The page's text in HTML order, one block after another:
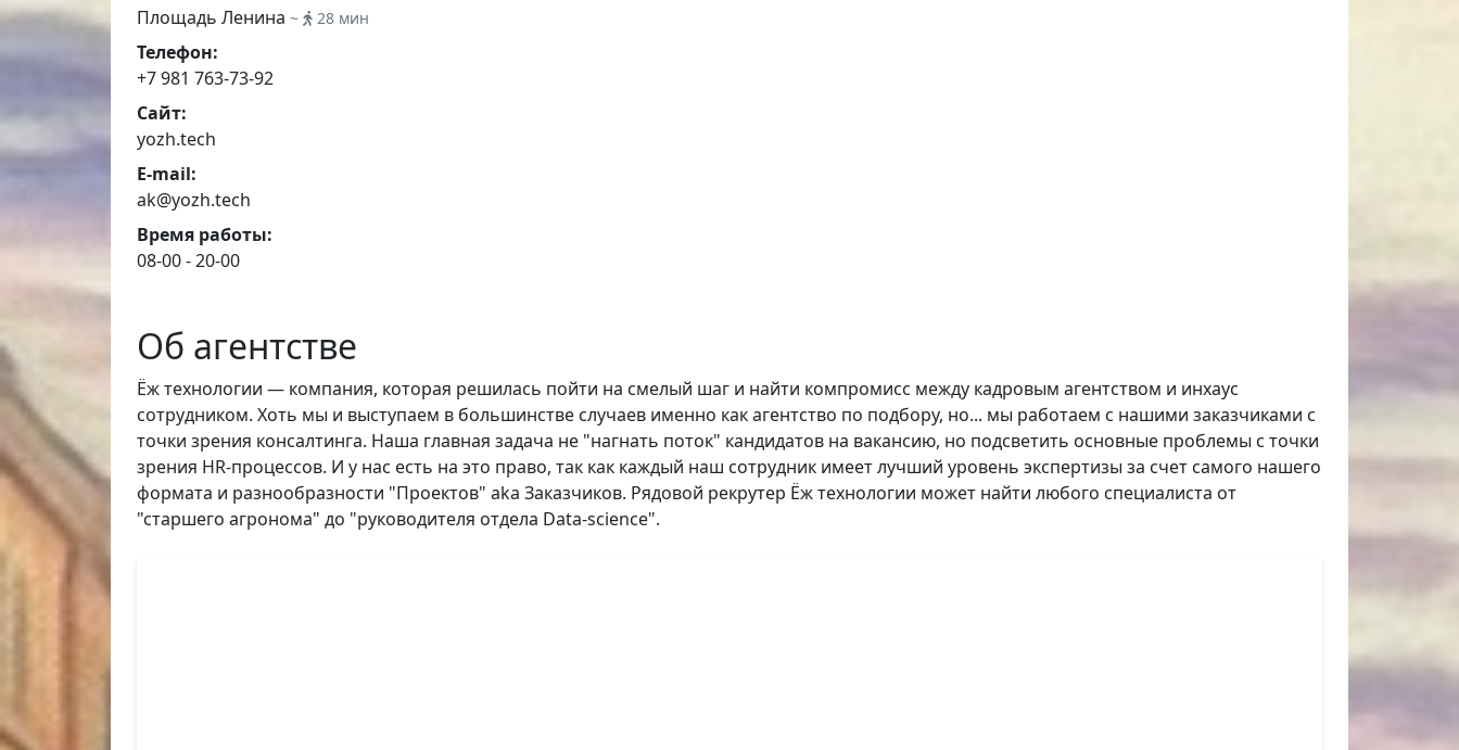
Площадь Ленина ~ 28 мин
Телефон:
+7 981 763-73-92
Сайт:
yozh.tech
E-mail:
ak@yozh.tech
Время работы:
08-00 - 20-00
Об агентстве
Ёж технологии — компания, которая решилась пойти на смелый шаг и найти компромисс между кадровым агентством и инхаус
сотрудником. Хоть мы и выступаем в большинстве случаев именно как агентство по подбору, но... мы работаем с нашими заказчиками с
точки зрения консалтинга. Наша главная задача не "нагнать поток" кандидатов на вакансию, но подсветить основные проблемы с точки
зрения HR-процессов. И у нас есть на это право, так как каждый наш сотрудник имеет лучший уровень экспертизы за счет самого нашего
формата и разнообразности "Проектов" aka Заказчиков. Рядовой рекрутер Ёж технологии может найти любого специалиста от
"старшего агронома" до "руководителя отдела Data-science".